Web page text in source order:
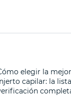
elegir la
capilar: la